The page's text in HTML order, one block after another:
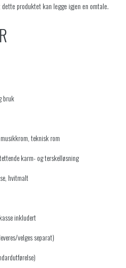
produktet kan legge igjen en omtale.
bruk
teknisk rom
karm- og terskelløsning
hvitmalt
inkludert
velges separat)